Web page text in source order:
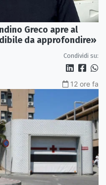
Greco apre al
da approfondire»
Condividi su:
12 ore fa